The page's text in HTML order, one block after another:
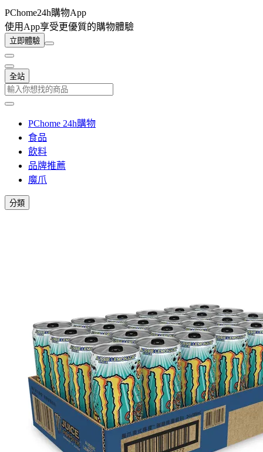
PChome24h購物App
使用App享受更優質的購物體驗
立即體驗
全站
PChome 24h購物
食品
飲料
品牌推薦
魔爪
分類